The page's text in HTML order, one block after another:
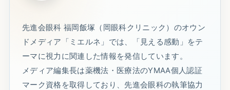
先進会眼科 福岡飯塚（岡眼科クリニック）のオウン
ドメディア「ミエルネ」では、「見える感動」をテ
ーマに視力に関連した情報を発信しています。
メディア編集長は薬機法・医療法のYMAA個人認証
マーク資格を取得しており、先進会眼科の執筆協力